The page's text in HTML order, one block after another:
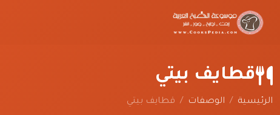
قطايف بيتي
الرئيسية / الوصفات / قطايف بيتي